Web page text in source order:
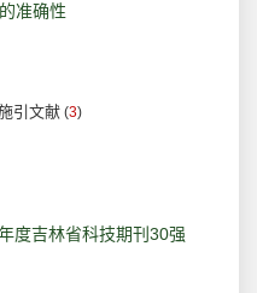
准确性
引文献 (3)
度吉林省科技期刊30强